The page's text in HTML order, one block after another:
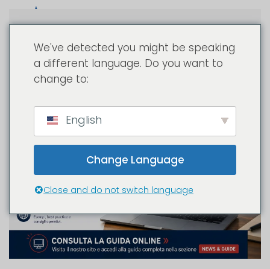
We've detected you might be speaking
a different language. Do you want to
change to:
English
Change Language
Close and do not switch language